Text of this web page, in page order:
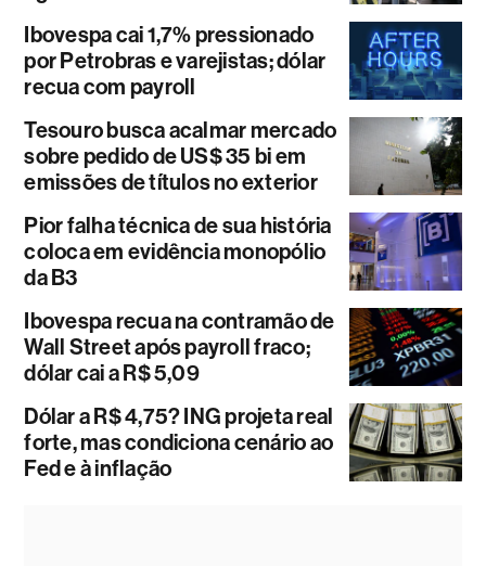
Ibovespa cai 1,7% pressionado
por Petrobras e varejistas; dólar
recua com payroll
Tesouro busca acalmar mercado
sobre pedido de US$ 35 bi em
emissões de títulos no exterior
Pior falha técnica de sua história
coloca em evidência monopólio
da B3
Ibovespa recua na contramão de
Wall Street após payroll fraco;
dólar cai a R$ 5,09
Dólar a R$ 4,75? ING projeta real
forte, mas condiciona cenário ao
Fed e à inflação